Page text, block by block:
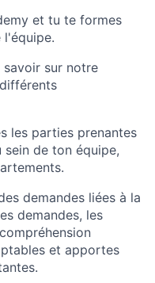
et tu te formes
l'équipe.
sur notre
les parties prenantes
de ton équipe,
demandes liées à la
demandes, les
et apportes